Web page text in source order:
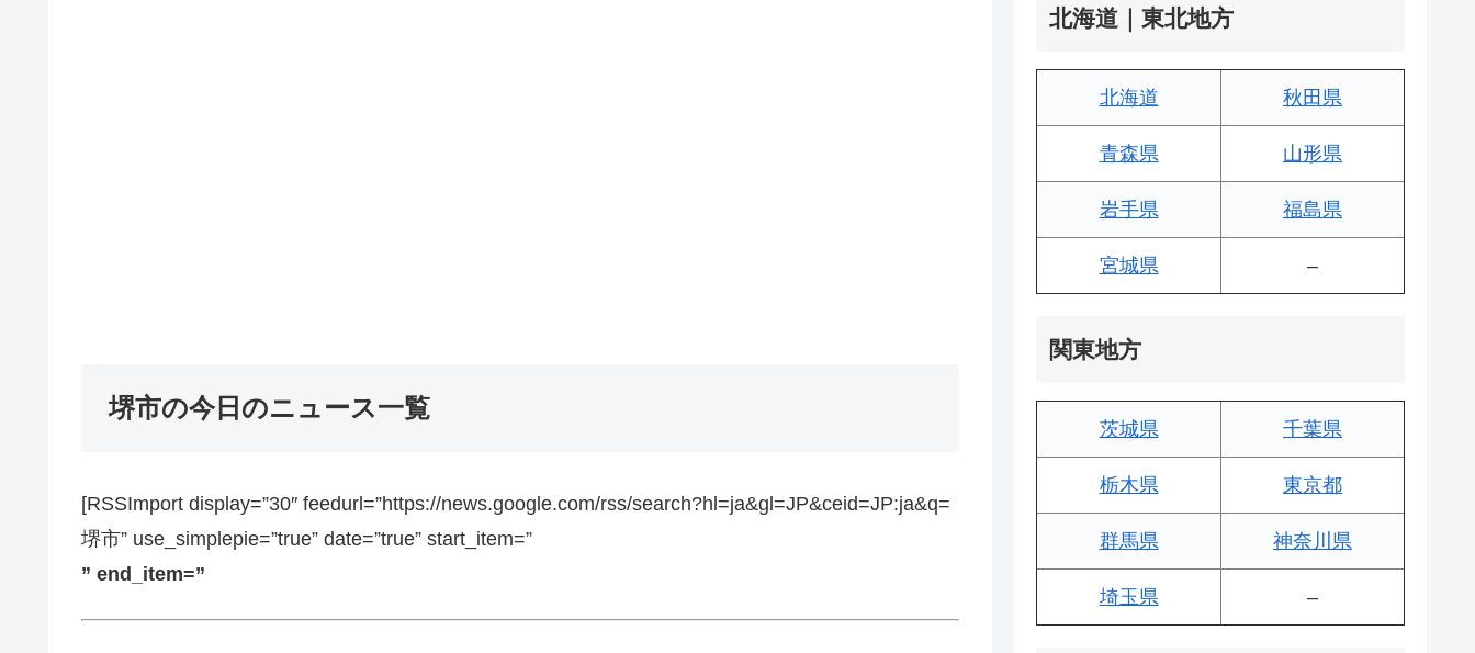
堺市の今日のニュース一覧
[RSSImport display=”30″ feedurl=”https://news.google.com/rss/search?hl=ja&gl=JP&ceid=JP:ja&q=
堺市” use_simplepie=”true” date=”true” start_item=”
” end_item=”
北海道｜東北地方
北海道 秋田県
青森県 山形県
岩手県 福島県
宮城県 –
関東地方
茨城県 千葉県
栃木県 東京都
群馬県 神奈川県
埼玉県 –